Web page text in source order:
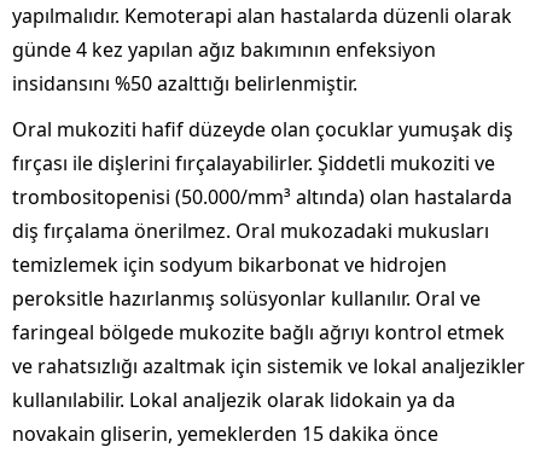
yapılmalıdır. Kemoterapi alan hastalarda düzenli olarak
günde 4 kez yapılan ağız bakımının enfeksiyon
insidansını %50 azalttığı belirlenmiştir.
Oral mukoziti hafif düzeyde olan çocuklar yumuşak diş
fırçası ile dişlerini fırçalayabilirler. Şiddetli mukoziti ve
trombositopenisi (50.000/mm³ altında) olan hastalarda
diş fırçalama önerilmez. Oral mukozadaki mukusları
temizlemek için sodyum bikarbonat ve hidrojen
peroksitle hazırlanmış solüsyonlar kullanılır. Oral ve
faringeal bölgede mukozite bağlı ağrıyı kontrol etmek
ve rahatsızlığı azaltmak için sistemik ve lokal analjezikler
kullanılabilir. Lokal analjezik olarak lidokain ya da
novakain gliserin, yemeklerden 15 dakika önce